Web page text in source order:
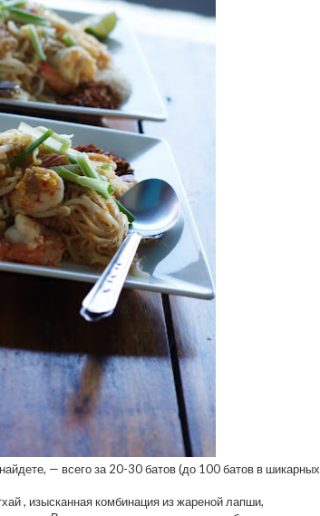
— всего за 20-30 батов (до 100 батов в шикарных
, изысканная комбинация из жареной лапши,